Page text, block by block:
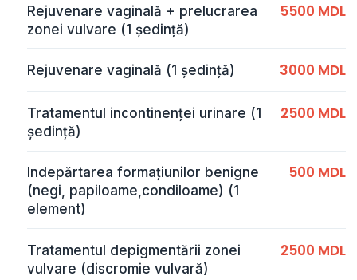
Rejuvenare vaginală + prelucrarea
zonei vulvare (1 ședință)
5500 MDL
Rejuvenare vaginală (1 ședință) 3000 MDL
Tratamentul incontinenței urinare (1
ședință)
2500 MDL
Indepărtarea formațiunilor benigne
(negi, papiloame,condiloame) (1
element)
500 MDL
Tratamentul depigmentării zonei
vulvare (discromie vulvară)
2500 MDL